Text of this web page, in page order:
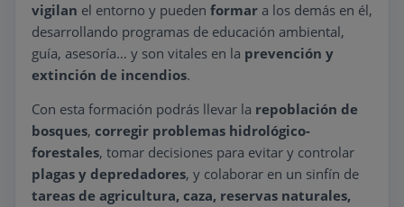
vigilan el entorno y pueden formar a los demás en él,
desarrollando programas de educación ambiental,
guía, asesoría… y son vitales en la prevención y
extinción de incendios.
Con esta formación podrás llevar la repoblación de
bosques, corregir problemas hidrológico-
forestales, tomar decisiones para evitar y controlar
plagas y depredadores, y colaborar en un sinfín de
tareas de agricultura, caza, reservas naturales,